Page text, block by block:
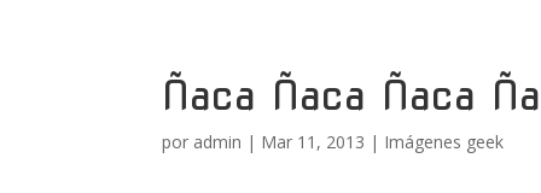
Ñaca Ñaca Ñaca
por admin | Mar 11, 2013 | Imágenes geek